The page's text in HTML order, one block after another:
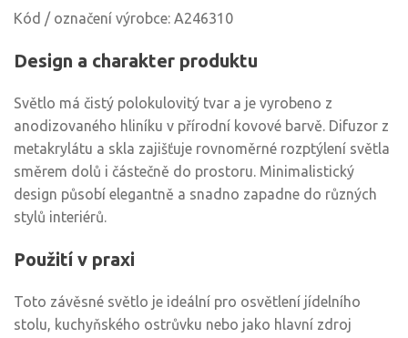
Kód / označení výrobce: A246310
Design a charakter produktu
Světlo má čistý polokulovitý tvar a je vyrobeno z
anodizovaného hliníku v přírodní kovové barvě. Difuzor z
metakrylátu a skla zajišťuje rovnoměrné rozptýlení světla
směrem dolů i částečně do prostoru. Minimalistický
design působí elegantně a snadno zapadne do různých
stylů interiérů.
Použití v praxi
Toto závěsné světlo je ideální pro osvětlení jídelního
stolu, kuchyňského ostrůvku nebo jako hlavní zdroj